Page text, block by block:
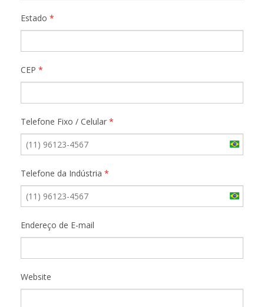
Estado *
CEP *
Telefone Fixo / Celular *
Brazil
Telefone da Indústria *
Brazil
Endereço de E-mail
Website